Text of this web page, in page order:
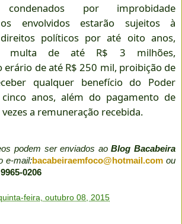
por improbidade
envolvidos estarão sujeitos à
políticos por até oito anos,
multa de até R$ 3 milhões,
erário de até R$ 250 mil, proibição de
qualquer benefício do Poder
anos, além do pagamento de
a remuneração recebida.
podem ser enviados aoBlog Bacabeira
e-mail:bacabeiraemfoco@hotmail.com ou
0206
feira, outubro 08, 2015